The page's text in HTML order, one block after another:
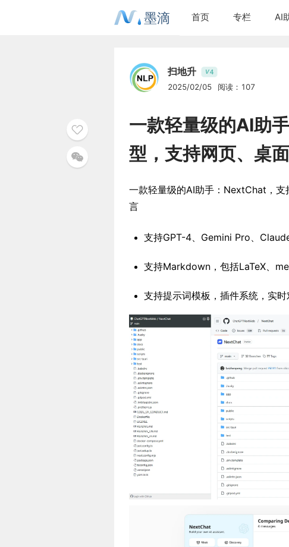
墨滴 首页 专栏 AI
扫地升 V4
2025/02/05 阅读：107
一款轻量级的AI助
型，支持网页、桌
一款轻量级的AI助手：NextChat，
言
支持GPT-4、Gemini Pro、
支持Markdown，包括LaTeX、
支持提示词模板，插件系统，实